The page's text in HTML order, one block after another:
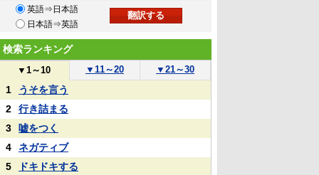
英語⇒日本語
日本語⇒英語
検索ランキング
▼ 1～10 ▼ 11～20 ▼ 21～30
1
うそを言う
2
行き詰まる
3
嘘をつく
4
ネガティブ
5
ドキドキする